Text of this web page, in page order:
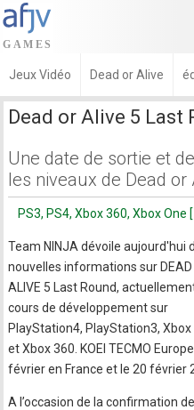
Jeux Vidéo Dead or Alive
Dead or Alive 5 Last
Une date de sortie et
les niveaux de Dead or
PS3, PS4, Xbox 360, Xbox
Team NINJA dévoile aujourd'hui
nouvelles informations sur DEAD
ALIVE 5 Last Round,
cours de développement sur
PlayStation4, PlayStation3, Xbox
et Xbox 360. KOEI TECMO
février en France et le 20 février
A l’occasion de la confirmation